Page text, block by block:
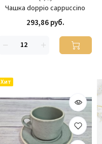
Чашка doppio cappuccino
293,86 руб.
Хит